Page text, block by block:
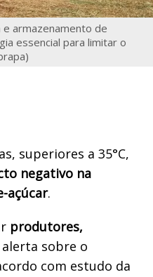
armazenamento de
essencial para limitar o
superiores a 35°C,
negativo na
açúcar.
produtores,
sobre o
com estudo da